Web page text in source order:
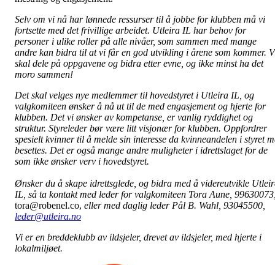
Selv om vi nå har lønnede ressurser til å jobbe for klubben må vi
fortsette med det frivillige arbeidet. Utleira IL har behov for
personer i ulike roller på alle nivåer, som sammen med mange
andre kan bidra til at vi får en god utvikling i årene som kommer.
skal dele på oppgavene og bidra etter evne, og ikke minst ha det
moro sammen!
Det skal velges nye medlemmer til hovedstyret i Utleira IL, og
valgkomiteen ønsker å nå ut til de med engasjement og hjerte for
klubben. Det vi ønsker av kompetanse, er vanlig ryddighet og
struktur. Styreleder bør være litt visjonær for klubben. Oppfordrer
spesielt kvinner til å melde sin interesse da kvinneandelen i styret
besettes. Det er også mange andre muligheter i idrettslaget for de
som ikke ønsker verv i hovedstyret.
Ønsker du å skape idrettsglede, og bidra med å videreutvikle
IL, så ta kontakt med leder for valgkomiteen Tora Aune,
tora@robenel.co, eller med daglig leder Pål B. Wahl, 93045500,
leder@utleira.no
Vi er en breddeklubb av ildsjeler, drevet av ildsjeler, med hjerte i
lokalmiljøet.